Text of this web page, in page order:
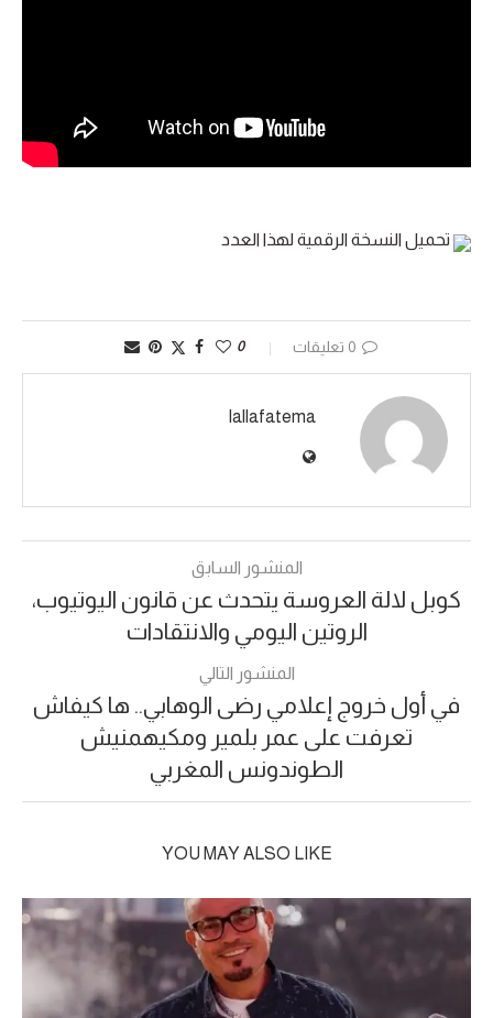
تحميل النسخة الرقمية لهذا العدد
0 تعليقات 0
lallafatema
المنشور السابق
كوبل لالة العروسة يتحدث عن قانون اليوتيوب،
الروتين اليومي والانتقادات
المنشور التالي
في أول خروج إعلامي رضى الوهابي.. ها كيفاش
تعرفت على عمر بلمير ومكيهمنيش
الطوندونس المغربي
YOU MAY ALSO LIKE